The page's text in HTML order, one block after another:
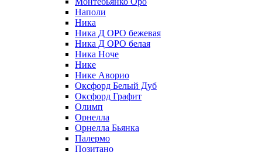
Наполи
Ника
Ника Д ОРО бежевая
Ника Д ОРО белая
Ника Ноче
Нике
Нике Аворио
Оксфорд Белый Дуб
Оксфорд Графит
Олимп
Орнелла
Орнелла Бьянка
Палермо
Позитано